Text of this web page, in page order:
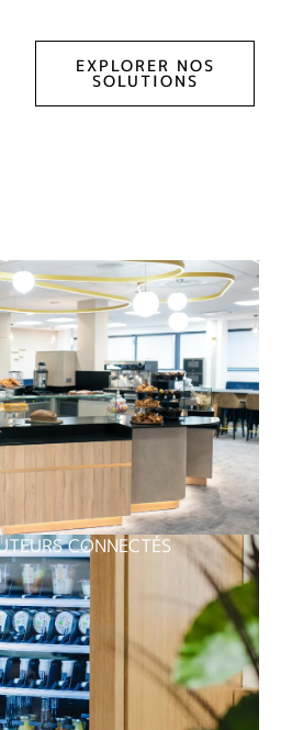
EXPLORER NOS
SOLUTIONS
CONNECTÉS